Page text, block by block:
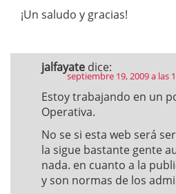
¡Un saludo y gracias!
jalfayate dice:
septiembre 19, 2009 a las
Estoy trabajando en un
Operativa.
No se si esta web será
la sigue bastante gente
nada. en cuanto a la
y son normas de los